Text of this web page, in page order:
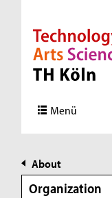
Direkt zur
Direkt zur
Direkt zum Inhalt
Direkt zum
Menü
About
Organization